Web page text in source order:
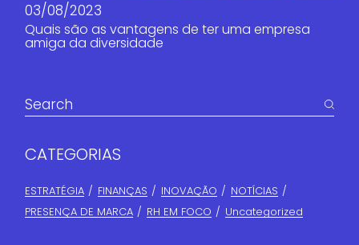
03/08/2023
Quais são as vantagens de ter uma empresa
amiga da diversidade
CATEGORIAS
ESTRATÉGIA FINANÇAS​ INOVAÇÃO
NOTÍCIAS
PRESENÇA DE MARCA
RH EM FOCO Uncategorized